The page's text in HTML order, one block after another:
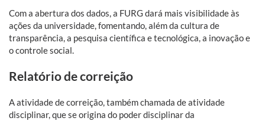
Com a abertura dos dados, a FURG dará mais visibilidade às
ações da universidade, fomentando, além da cultura de
transparência, a pesquisa científica e tecnológica, a inovação e
o controle social.
Relatório de correição
A atividade de correição, também chamada de atividade
disciplinar, que se origina do poder disciplinar da